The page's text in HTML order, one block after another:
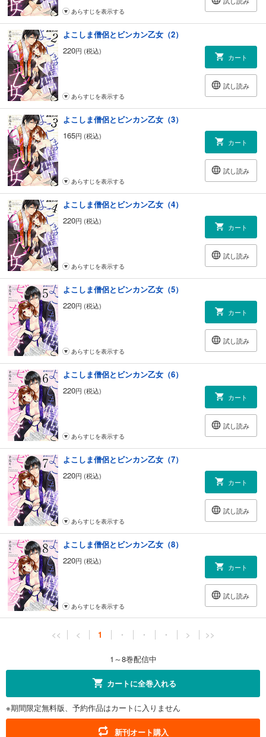
あらすじを表示する
よこしま僧侶とビンカン乙女（2）
220円 (税込)
カート
試し読み
あらすじを表示する
よこしま僧侶とビンカン乙女（3）
165円 (税込)
カート
試し読み
あらすじを表示する
よこしま僧侶とビンカン乙女（4）
220円 (税込)
カート
試し読み
あらすじを表示する
よこしま僧侶とビンカン乙女（5）
220円 (税込)
カート
試し読み
あらすじを表示する
よこしま僧侶とビンカン乙女（6）
220円 (税込)
カート
試し読み
あらすじを表示する
よこしま僧侶とビンカン乙女（7）
220円 (税込)
カート
試し読み
あらすじを表示する
よこしま僧侶とビンカン乙女（8）
220円 (税込)
カート
試し読み
あらすじを表示する
<< < 1 ・ ・ ・ > >>
1～8巻配信中
カートに全巻入れる
※期間限定無料版、予約作品はカートに入りません
新刊オート購入